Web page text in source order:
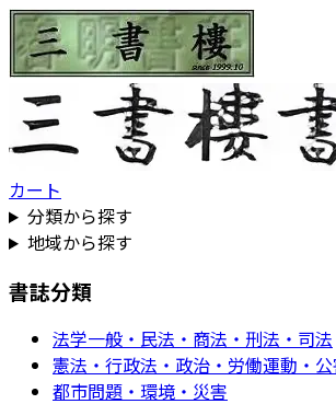
カート
分類から探す
地域から探す
書誌分類
法学一般・民法・商法・刑法・司法
憲法・行政法・政治・労働運動・
都市問題・環境・災害